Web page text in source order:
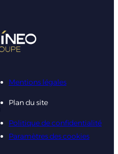
Mentions légales
Plan du site
Politique de confidentialité
Paramètres des cookies